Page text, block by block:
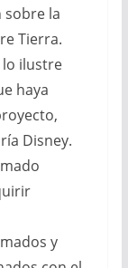
sobre la
Tierra.
lo ilustre
haya
Disney.
y